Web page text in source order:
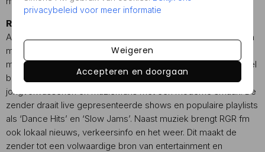
RGR fm
Anders dan de traditionele zenders biedt RGR FM een mix van
moderne muziekgenres zoals pop, rock en elektronische
muziek. Oorspronkelijk uit Antwerpen, maar ook in Brugge veel
beluisterd, is RGR FM een uitstekende keuze voor
jongvolwassenen en muziekfans met een moderne smaak. De
zender draait live gepresenteerde shows en populaire playlists
als ‘Dance Hits’ en ‘Slow Jams’. Naast muziek brengt RGR fm
ook lokaal nieuws, verkeersinfo en het weer. Dit maakt de
zender tot een volwaardige bron van entertainment en
privacybeleid voor meer informatie
Weigeren
Accepteren en doorgaan